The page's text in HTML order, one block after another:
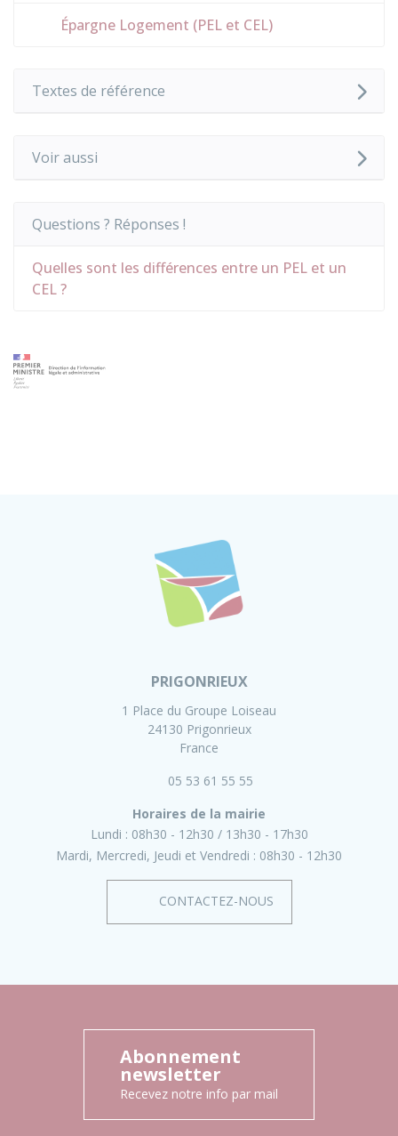
Épargne Logement (PEL et CEL)
Textes de référence
Voir aussi
Questions ? Réponses !
Quelles sont les différences entre un PEL et un
CEL ?
PRIGONRIEUX
1 Place du Groupe Loiseau
24130 Prigonrieux
France
05 53 61 55 55
Horaires de la mairie
Lundi : 08h30 - 12h30
13h30 - 17h30
Mardi, Mercredi, Jeudi et Vendredi : 08h30 - 12h30
CONTACTEZ-NOUS
Abonnement
newsletter
Recevez notre info par mail